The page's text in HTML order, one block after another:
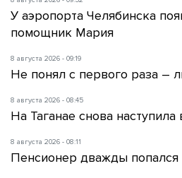
У аэропорта Челябинска
помощник Мария
8 августа 2026 - 09:19
Не понял с первого раза –
8 августа 2026 - 08:45
На Таганае снова наступила
8 августа 2026 - 08:11
Пенсионер дважды